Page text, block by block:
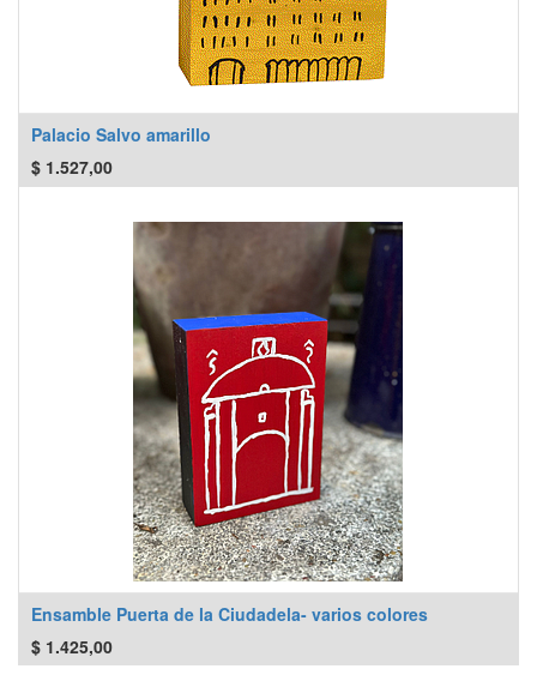
Palacio Salvo amarillo
$ 1.527,00
Ensamble Puerta de la Ciudadela- varios colores
$ 1.425,00